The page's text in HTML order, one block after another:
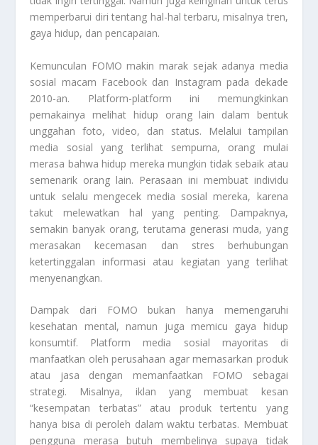
memperbarui diri tentang hal-hal terbaru, misalnya tren,
gaya hidup, dan pencapaian.
Kemunculan FOMO makin marak sejak adanya media
sosial macam Facebook dan Instagram pada dekade
2010-an. Platform-platform ini memungkinkan
pemakainya melihat hidup orang lain dalam bentuk
unggahan foto, video, dan status. Melalui tampilan
media sosial yang terlihat sempurna, orang mulai
merasa bahwa hidup mereka mungkin tidak sebaik atau
semenarik orang lain. Perasaan ini membuat individu
untuk selalu mengecek media sosial mereka, karena
takut melewatkan hal yang penting. Dampaknya,
semakin banyak orang, terutama generasi muda, yang
merasakan kecemasan dan stres berhubungan
ketertinggalan informasi atau kegiatan yang terlihat
menyenangkan.
Dampak dari FOMO bukan hanya memengaruhi
kesehatan mental, namun juga memicu gaya hidup
konsumtif. Platform media sosial mayoritas di
manfaatkan oleh perusahaan agar memasarkan produk
atau jasa dengan memanfaatkan FOMO sebagai
strategi. Misalnya, iklan yang membuat kesan
“kesempatan terbatas” atau produk tertentu yang
hanya bisa di peroleh dalam waktu terbatas. Membuat
pengguna merasa butuh membelinya supaya tidak